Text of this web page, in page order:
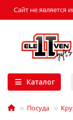
Сайт не является
Каталог
Посуда